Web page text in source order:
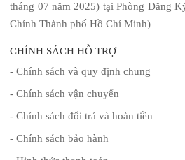
tháng 07 năm 2025) tại Phòng Đăng
Chính Thành phố Hồ Chí Minh)
CHÍNH SÁCH HỖ TRỢ
- Chính sách và quy định chung
- Chính sách vận chuyển
- Chính sách đổi trả và hoàn tiền
- Chính sách bảo hành